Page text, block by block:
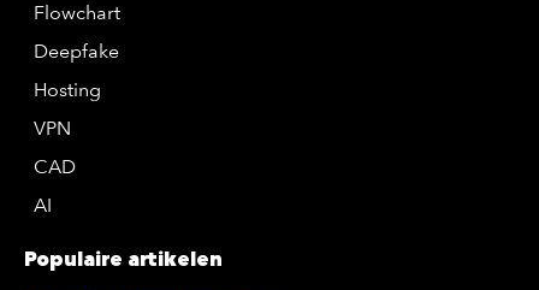
Flowchart
Deepfake
Hosting
VPN
CAD
AI
Populaire artikelen